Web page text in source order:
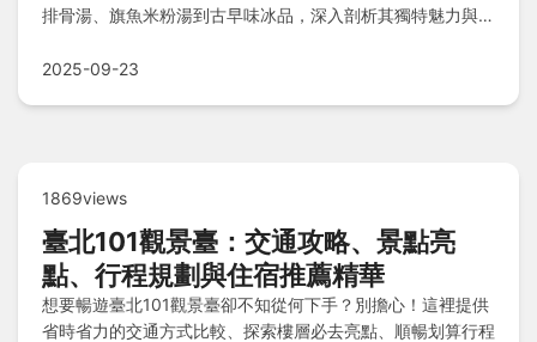
排骨湯、旗魚米粉湯到古早味冰品，深入剖析其獨特魅力與靈
網打盡這隱藏美食天堂的精彩奧秘！
2025-09-23
1869views
臺北101觀景臺：交通攻略、景點亮
點、行程規劃與住宿推薦精華
想要暢遊臺北101觀景臺卻不知從何下手？別擔心！這裡提供
省時省力的交通方式比較、探索樓層必去亮點、順暢划算行程